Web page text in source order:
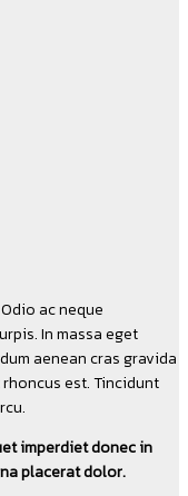
ac neque
In massa eget
aenean cras gravida
est. Tincidunt
imperdiet donec in
placerat dolor.